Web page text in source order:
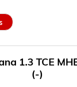
1.3 TCE
(-)